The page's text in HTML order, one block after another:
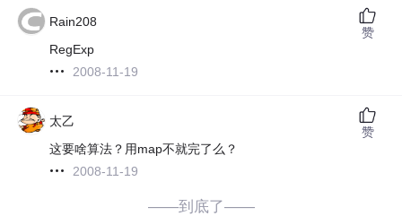
Rain208
RegExp
2008-11-19
赞
太乙
这要啥算法？用map不就完了么？
2008-11-19
赞
——到底了——